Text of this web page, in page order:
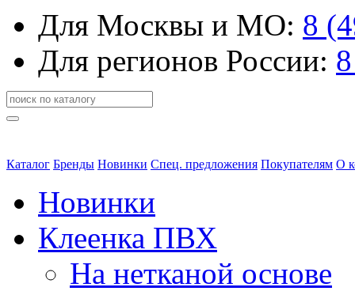
Для Москвы и МО: 8
Для регионов России:
Каталог Бренды Новинки Спец. предложения Покупателям О
Новинки
Клеенка ПВХ
На нетканой основе